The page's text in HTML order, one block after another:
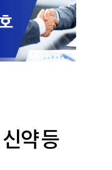
약 등